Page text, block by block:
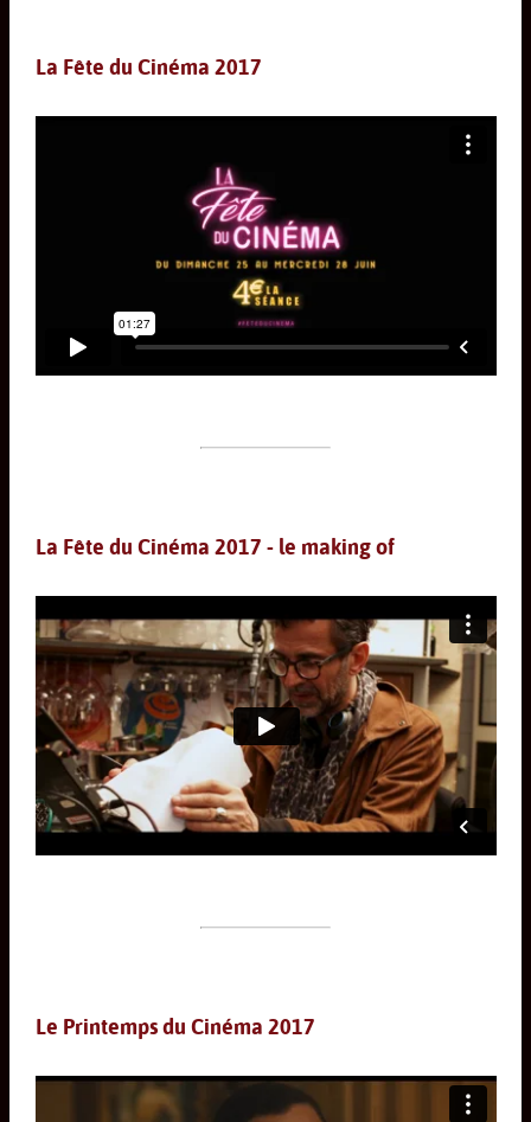
La Fête du Cinéma 2017
La Fête du Cinéma 2017 - le making of
Le Printemps du Cinéma 2017